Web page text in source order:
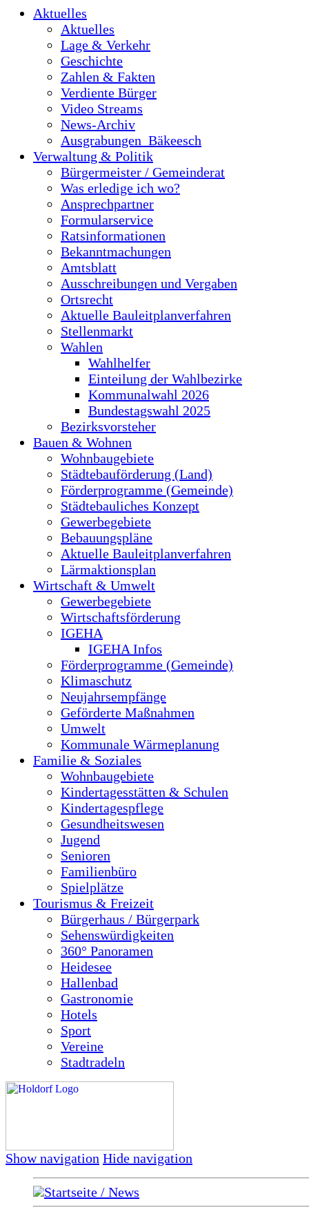
Aktuelles
Aktuelles
Lage & Verkehr
Geschichte
Zahlen & Fakten
Verdiente Bürger
Video Streams
News-Archiv
Ausgrabungen_Bäkeesch
Verwaltung & Politik
Bürgermeister / Gemeinderat
Was erledige ich wo?
Ansprechpartner
Formularservice
Ratsinformationen
Bekanntmachungen
Amtsblatt
Ausschreibungen und Vergaben
Ortsrecht
Aktuelle Bauleitplanverfahren
Stellenmarkt
Wahlen
Wahlhelfer
Einteilung der Wahlbezirke
Kommunalwahl 2026
Bundestagswahl 2025
Bezirksvorsteher
Bauen & Wohnen
Wohnbaugebiete
Städtebauförderung (Land)
Förderprogramme (Gemeinde)
Städtebauliches Konzept
Gewerbegebiete
Bebauungspläne
Aktuelle Bauleitplanverfahren
Lärmaktionsplan
Wirtschaft & Umwelt
Gewerbegebiete
Wirtschaftsförderung
IGEHA
IGEHA Infos
Förderprogramme (Gemeinde)
Klimaschutz
Neujahrsempfänge
Geförderte Maßnahmen
Umwelt
Kommunale Wärmeplanung
Familie & Soziales
Wohnbaugebiete
Kindertagesstätten & Schulen
Kindertagespflege
Gesundheitswesen
Jugend
Senioren
Familienbüro
Spielplätze
Tourismus & Freizeit
Bürgerhaus / Bürgerpark
Sehenswürdigkeiten
360° Panoramen
Heidesee
Hallenbad
Gastronomie
Hotels
Sport
Vereine
Stadtradeln
Show navigation Hide navigation
Startseite / News